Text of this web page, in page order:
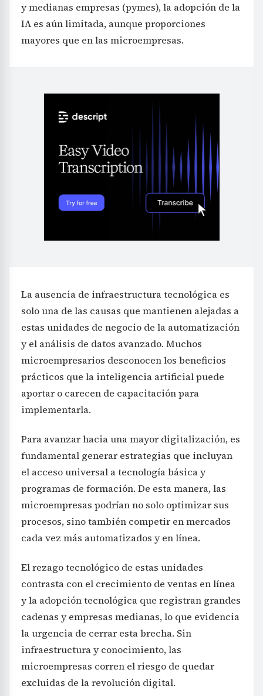
y medianas empresas (pymes), la adopción de la
IA es aún limitada, aunque proporciones
mayores que en las microempresas.
La ausencia de infraestructura tecnológica es
solo una de las causas que mantienen alejadas a
estas unidades de negocio de la automatización
y el análisis de datos avanzado. Muchos
microempresarios desconocen los beneficios
prácticos que la inteligencia artificial puede
aportar o carecen de capacitación para
implementarla.
Para avanzar hacia una mayor digitalización, es
fundamental generar estrategias que incluyan
el acceso universal a tecnología básica y
programas de formación. De esta manera, las
microempresas podrían no solo optimizar sus
procesos, sino también competir en mercados
cada vez más automatizados y en línea.
El rezago tecnológico de estas unidades
contrasta con el crecimiento de ventas en línea
y la adopción tecnológica que registran grandes
cadenas y empresas medianas, lo que evidencia
la urgencia de cerrar esta brecha. Sin
infraestructura y conocimiento, las
microempresas corren el riesgo de quedar
excluidas de la revolución digital.